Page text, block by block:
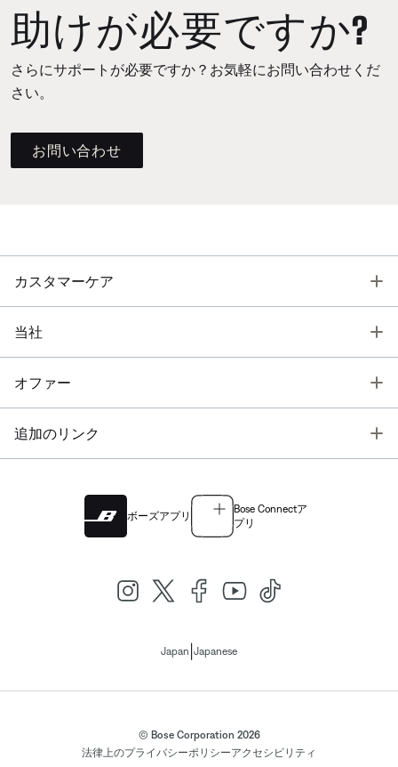
助けが必要ですか?
さらにサポートが必要ですか？お気軽にお問い合わせくだ
さい。
お問い合わせ
カスタマーケア
当社
オファー
追加のリンク
ボーズアプリ
Bose Connectア
プリ
Japan Japanese
© Bose Corporation 2026
法律上のプライバシーポリシーアクセシビリティ